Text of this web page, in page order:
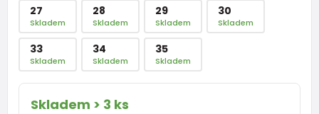
27
Skladem
28
Skladem
29
Skladem
30
Skladem
33
Skladem
34
Skladem
35
Skladem
Skladem > 3 ks